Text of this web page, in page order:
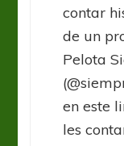
contar
de un
Pelota
en este
les